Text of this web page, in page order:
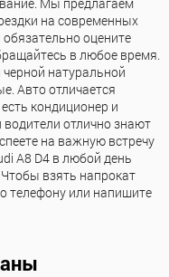
на современных
оцените
в любое время.
натуральной
Авто отличается
кондиционер и
отлично знают
на важную встречу
А8 D4 в любой день
взять напрокат
телефону или напишите